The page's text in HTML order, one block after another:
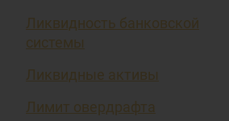
Ликвидность банковской
системы
Ликвидные активы
Лимит овердрафта